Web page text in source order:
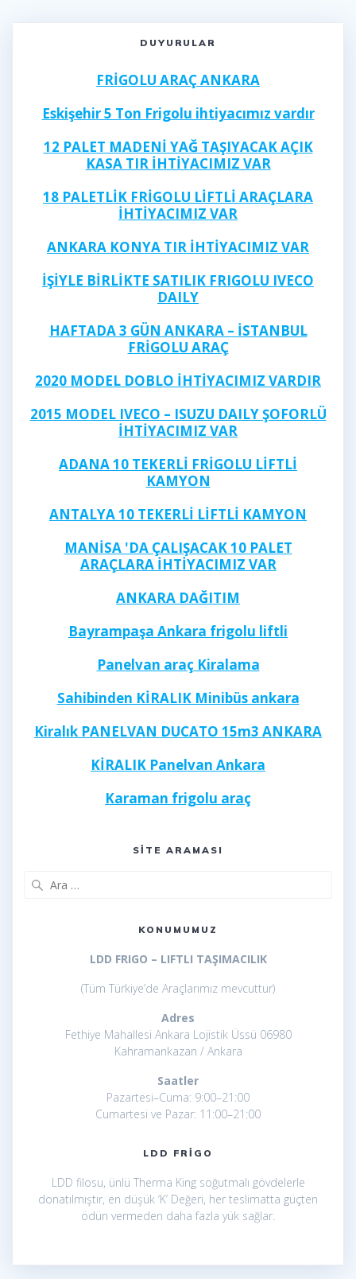
DUYURULAR
FRİGOLU ARAÇ ANKARA
Eskişehir 5 Ton Frigolu ihtiyacımız vardır
12 PALET MADENİ YAĞ TAŞIYACAK AÇIK
KASA TIR İHTİYACIMIZ VAR
18 PALETLİK FRİGOLU LİFTLİ ARAÇLARA
İHTİYACIMIZ VAR
ANKARA KONYA TIR İHTİYACIMIZ VAR
İŞİYLE BİRLİKTE SATILIK FRIGOLU IVECO
HAFTADA 3 GÜN ANKARA – İSTANBUL
FRİGOLU ARAÇ
2020 MODEL DOBLO İHTİYACIMIZ VARDIR
2015 MODEL IVECO – ISUZU DAILY ŞOFORLÜ
ADANA 10 TEKERLİ FRİGOLU LİFTLİ
KAMYON
ANTALYA 10 TEKERLİ LİFTLİ KAMYON
MANİSA 'DA ÇALIŞACAK 10 PALET
ARAÇLARA İHTİYACIMIZ VAR
ANKARA DAĞITIM
Bayrampaşa Ankara frigolu liftli
Panelvan araç Kiralama
Sahibinden KİRALIK Minibüs ankara
Kiralık PANELVAN DUCATO 15m3 ANKARA
KİRALIK Panelvan Ankara
Karaman frigolu araç
Kayseri frigolu 40 ayak
SITE ARAMASI
KONUMUMUZ
LDD FRIGO – LIFTLI TAŞIMACILIK
(Tüm Türkiye’de Araçlarımız mevcuttur)
Adres
Fethiye Mahallesi Ankara Lojistik Üssü 06980
Kahramankazan / Ankara
Saatler
Pazartesi–Cuma: 9:00–21:00
Cumartesi ve Pazar: 11:00–21:00
LDD FRIGO
LDD filosu, ünlü Therma King soğutmalı gövdelerle
donatılmıştır, en düşük ‘K’ Değeri, her teslimatta güçten
ödün vermeden daha fazla yük sağlar.